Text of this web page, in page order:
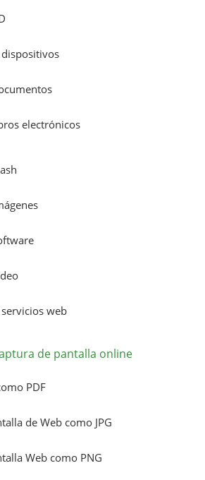
electrónicos
web
de pantalla online
PDF
de Web como JPG
Web como PNG